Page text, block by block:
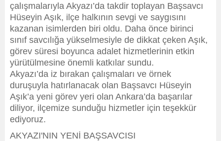
çalışmalarıyla Akyazı’da takdir toplayan Başsavcı
Hüseyin Aşık, ilçe halkının sevgi ve saygısını
kazanan isimlerden biri oldu. Daha önce birinci
sınıf savcılığa yükselmesiyle de dikkat çeken Aşık,
görev süresi boyunca adalet hizmetlerinin etkin
yürütülmesine önemli katkılar sundu.
Akyazı’da iz bırakan çalışmaları ve örnek
duruşuyla hatırlanacak olan Başsavcı Hüseyin
Aşık’a yeni görev yeri olan Ankara’da başarılar
diliyor, ilçemize sunduğu hizmetler için teşekkür
ediyoruz.
AKYAZI'NIN YENİ BAŞSAVCISI